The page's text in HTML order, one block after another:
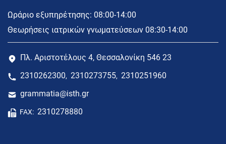
Ωράριο εξυπηρέτησης: 08:00-14:00
Θεωρήσεις ιατρικών γνωματεύσεων 08:30-14:00
Πλ. Αριστοτέλους 4, Θεσσαλονίκη 546 23
2310262300, 2310273755, 2310251960
grammatia@isth.gr
FAX: 2310278880